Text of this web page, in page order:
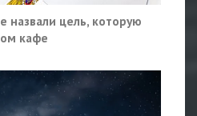
назвали цель, которую
кафе